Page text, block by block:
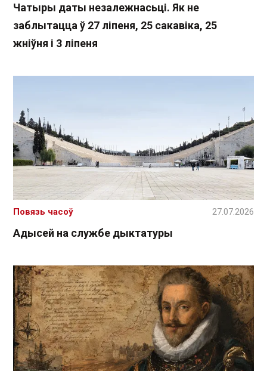
Чатыры даты незалежнасьці. Як не
заблытацца ў 27 ліпеня, 25 сакавіка, 25
жніўня і 3 ліпеня
Адысей на службе дыктатуры
Повязь часоў 27.07.2026